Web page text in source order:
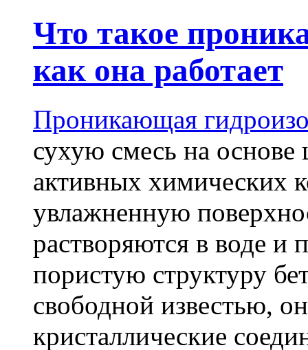
Что такое
как она работает
Проникающая
сухую смесь на основе
активных химических
увлажненную
растворяются в воде и
пористую структуру
свободной известью,
кристаллические